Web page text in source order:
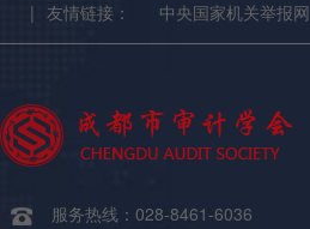
| 友情链接： 中央国家机关举报网
服务热线：028-8461-6036